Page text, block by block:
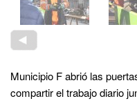
Municipio F abrió las
compartir el trabajo diario